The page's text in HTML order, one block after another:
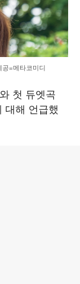
공=메타코미디
첫 듀엣곡
대해 언급했